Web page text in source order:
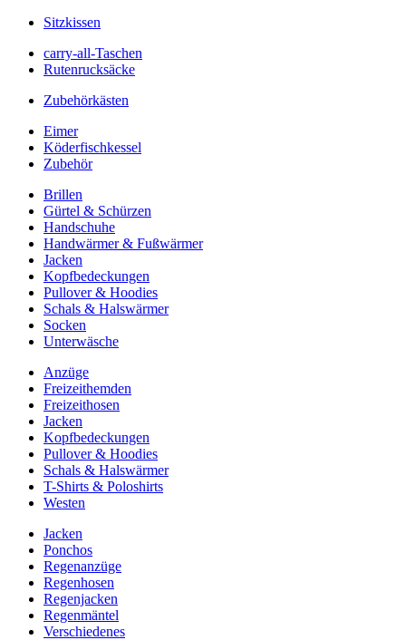
Sitzkissen
carry-all-Taschen
Rutenrucksäcke
Zubehörkästen
Eimer
Köderfischkessel
Zubehör
Brillen
Gürtel & Schürzen
Handschuhe
Handwärmer & Fußwärmer
Jacken
Kopfbedeckungen
Pullover & Hoodies
Schals & Halswärmer
Socken
Unterwäsche
Anzüge
Freizeithemden
Freizeithosen
Jacken
Kopfbedeckungen
Pullover & Hoodies
Schals & Halswärmer
T-Shirts & Poloshirts
Westen
Jacken
Ponchos
Regenanzüge
Regenhosen
Regenjacken
Regenmäntel
Verschiedenes